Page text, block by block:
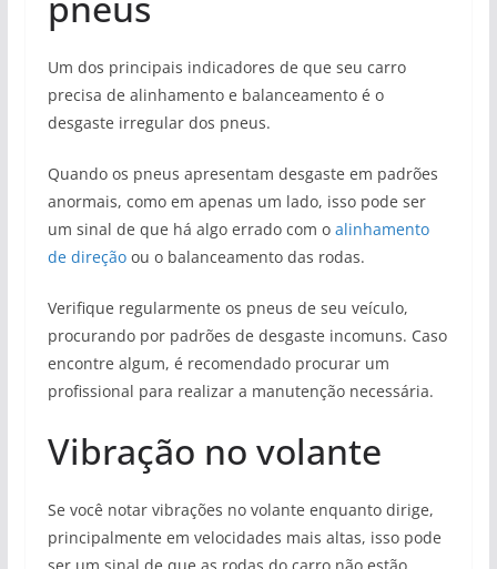
Um dos principais indicadores de que seu carro
precisa de alinhamento e balanceamento é o
desgaste irregular dos pneus.
Quando os pneus apresentam desgaste em padrões
anormais, como em apenas um lado, isso pode ser
um sinal de que há algo errado com o alinhamento
de direçãoou o balanceamento das rodas.
Verifique regularmente os pneus de seu veículo,
procurando por padrões de desgaste incomuns. Caso
encontre algum, é recomendado procurar um
profissional para realizar a manutenção necessária.
Vibração no volante
Se você notar vibrações no volante enquanto dirige,
principalmente em velocidades mais altas, isso pode